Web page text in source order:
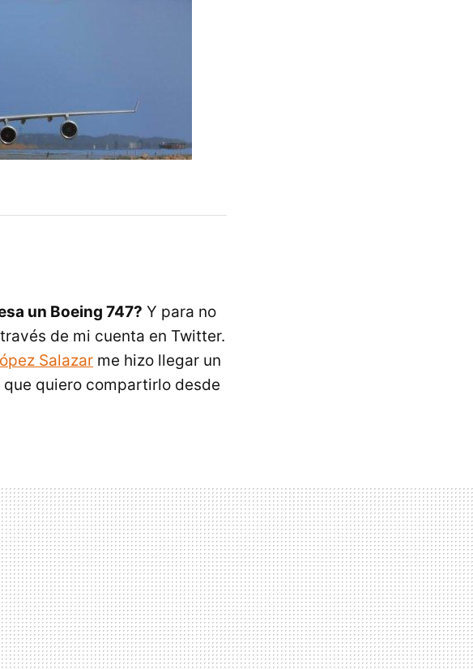
un Boeing 747? Y para no
de mi cuenta en Twitter.
Salazar me hizo llegar un
que quiero compartirlo desde